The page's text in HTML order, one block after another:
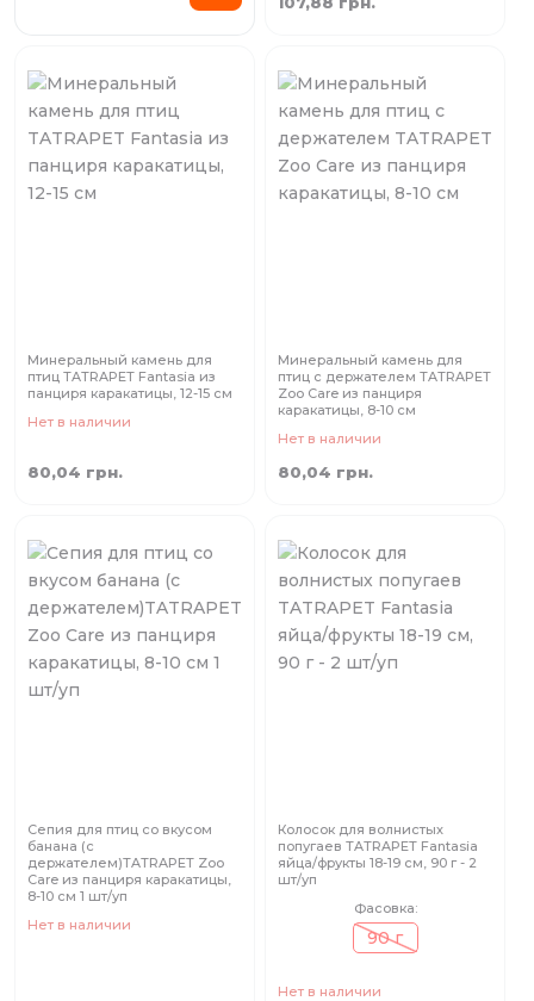
Минеральный камень для
птиц TATRAPET Fantasia из
панциря каракатицы, 12-15 см
Нет в наличии
80,04 грн.
Минеральный камень для
птиц с держателем TATRAPET
Zoo Care из панциря
каракатицы, 8-10 см
Нет в наличии
80,04 грн.
Сепия для птиц со вкусом
банана (с
держателем)TATRAPET Zoo
Care из панциря каракатицы,
8-10 см 1 шт/уп
Нет в наличии
Колосок для волнистых
попугаев TATRAPET Fantasia
яйца/фрукты 18-19 см, 90 г - 2
шт/уп
Фасовка:
90 г
Нет в наличии